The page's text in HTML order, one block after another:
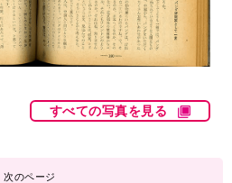
すべての写真を見る